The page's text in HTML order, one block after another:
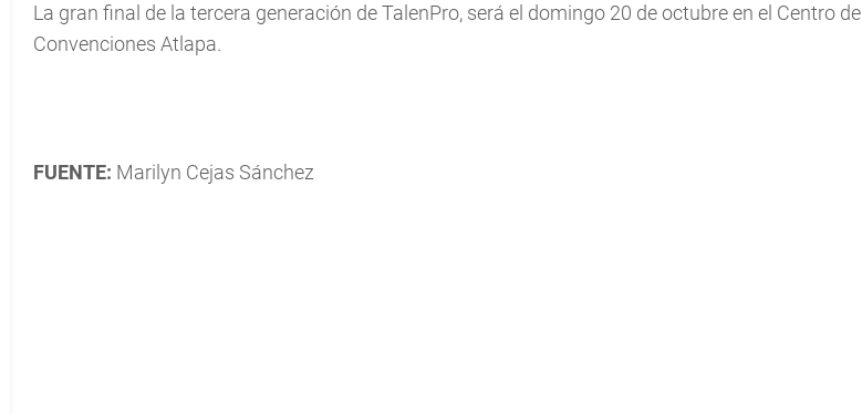
La gran final de la tercera generación de TalenPro, será el domingo 20 de octubre en el Centro de
Convenciones Atlapa.
FUENTE: Marilyn Cejas Sánchez